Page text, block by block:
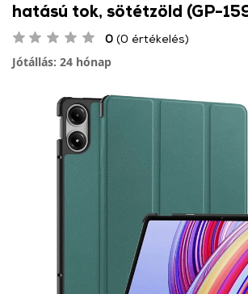
hatású tok, sötétzöld (GP-
0 (0 értékelés)
Jótállás: 24 hónap